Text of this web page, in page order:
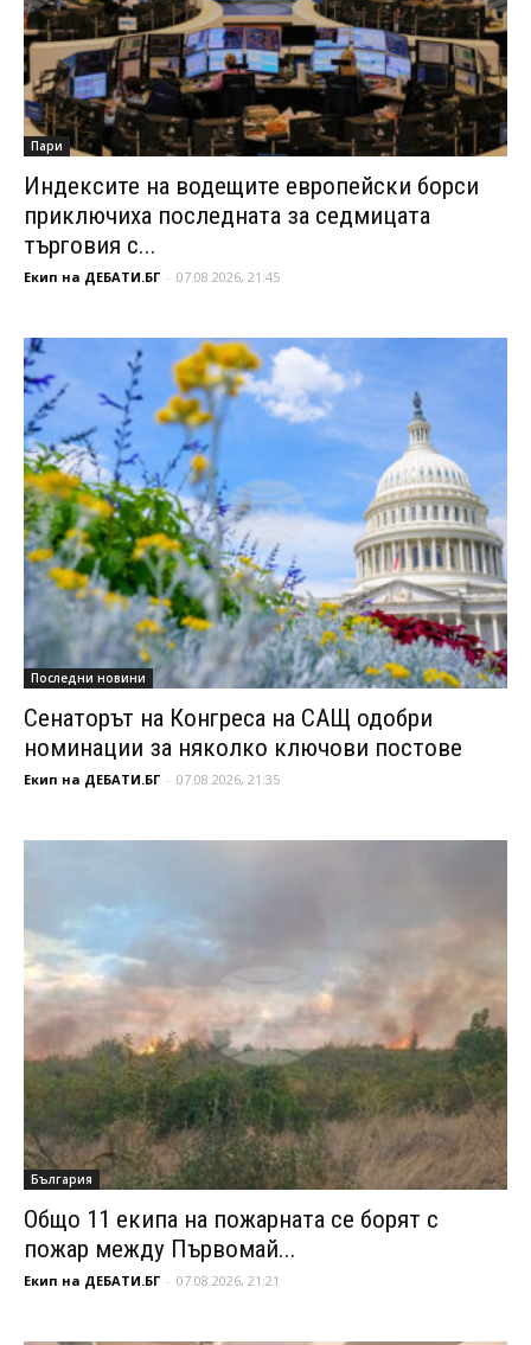
Пари
Индексите на водещите европейски борси
приключиха последната за седмицата
търговия с...
Екип на ДЕБАТИ.БГ - 07.08.2026, 21:45
Последни новини
Сенаторът на Конгреса на САЩ одобри
номинации за няколко ключови постове
Екип на ДЕБАТИ.БГ - 07.08.2026, 21:35
България
Общо 11 екипа на пожарната се борят с
пожар между Първомай...
Екип на ДЕБАТИ.БГ - 07.08.2026, 21:21